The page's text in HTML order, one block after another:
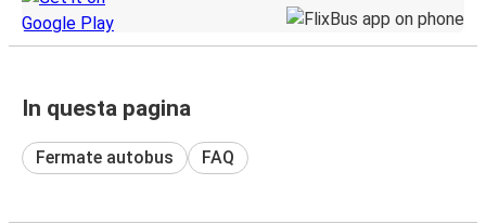
In questa pagina
Fermate autobus FAQ